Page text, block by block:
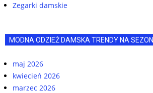
Zegarki damskie
MODNA ODZIEŻ DAMSKA TRENDY NA SEZON
maj 2026
kwiecień 2026
marzec 2026